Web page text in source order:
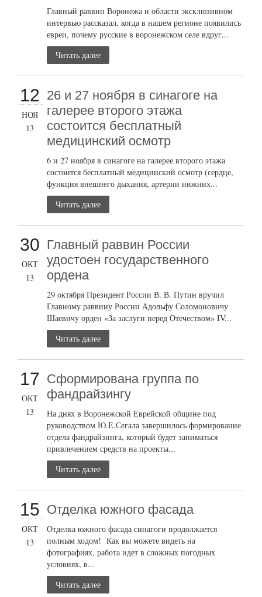
Главный раввин Воронежа и области эксклюзивном
интервью рассказал, когда в нашем регионе появились
евреи, почему русские в воронежском селе вдруг...
Читать далее
12
НОЯ
13
26 и 27 ноября в синагоге на
галерее второго этажа
состоится бесплатный
медицинский осмотр
6 и 27 ноября в синагоге на галерее второго этажа
состоится бесплатный медицинский осмотр (сердце,
функция внешнего дыхания, артерии нижних...
Читать далее
30
ОКТ
13
Главный раввин России
удостоен государственного
ордена
29 октября Президент России В. В. Путин вручил
Главному раввину России Адольфу Соломоновичу
Шаевичу орден «За заслуги перед Отечеством» IV...
Читать далее
17
ОКТ
13
Сформирована группа по
фандрайзингу
На днях в Воронежской Еврейской общине под
руководством Ю.Е.Сегала завершилось формирование
отдела фандрайзинга, который будет заниматься
привлечением средств на проекты...
Читать далее
15
ОКТ
13
Отделка южного фасада
Отделка южного фасада синагоги продолжается
полным ходом! Как вы можете видеть на
фотографиях, работа идет в сложных погодных
условиях, в...
Читать далее